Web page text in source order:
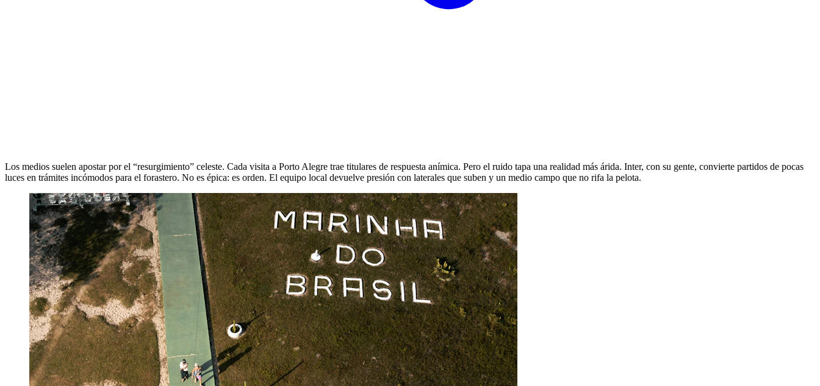
Los medios suelen apostar por el “resurgimiento” celeste. Cada visita a Porto Alegre trae titulares de respuesta anímica. Pero el ruido tapa una realidad más árida. Inter, con su gente, convierte partidos de pocas
luces en trámites incómodos para el forastero. No es épica: es orden. El equipo local devuelve presión con laterales que suben y un medio campo que no rifa la pelota.